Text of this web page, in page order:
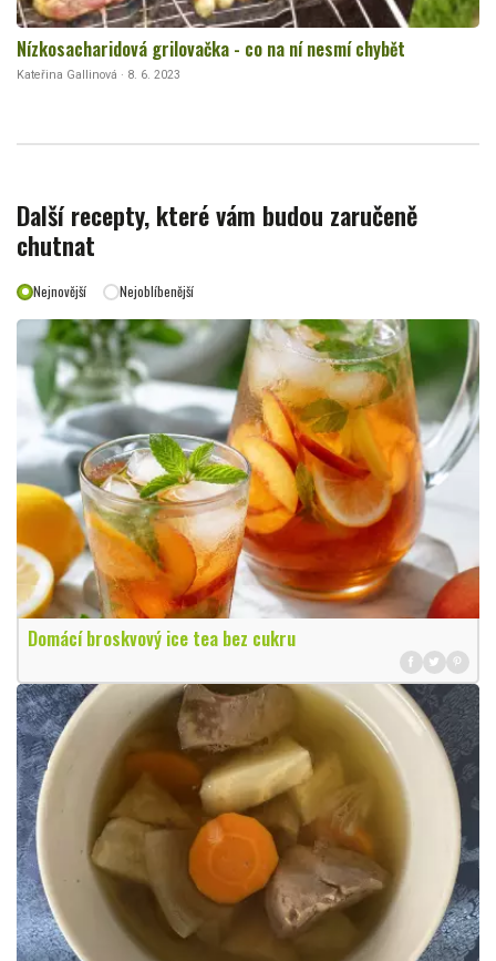
Nízkosacharidová grilovačka - co na ní nesmí chybět
Kateřina Gallinová · 8. 6. 2023
Další recepty, které vám budou zaručeně
chutnat
Nejnovější Nejoblíbenější
Domácí broskvový ice tea bez cukru